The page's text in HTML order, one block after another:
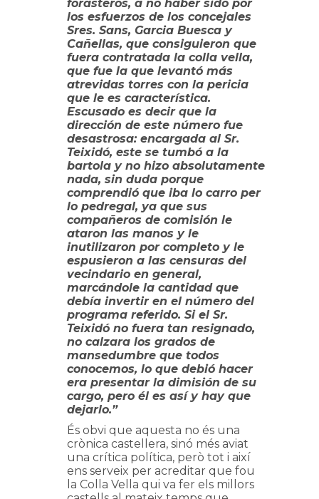
forasteros, a no haber sido por
los esfuerzos de los concejales
Sres. Sans, Garcia Buesca y
Cañellas, que consiguieron que
fuera contratada la colla vella,
que fue la que levantó más
atrevidas torres con la pericia
que le es característica.
Escusado es decir que la
dirección de este número fue
desastrosa: encargada al Sr.
Teixidó, este se tumbó a la
bartola y no hizo absolutamente
nada, sin duda porque
comprendió que iba lo carro per
lo pedregal, ya que sus
compañeros de comisión le
ataron las manos y le
inutilizaron por completo y le
espusieron a las censuras del
vecindario en general,
marcándole la cantidad que
debía invertir en el número del
programa referido. Si el Sr.
Teixidó no fuera tan resignado,
no calzara los grados de
mansedumbre que todos
conocemos, lo que debió hacer
era presentar la dimisión de su
cargo, pero él es así y hay que
dejarlo.”
És obvi que aquesta no és una
crònica castellera, sinó més aviat
una crítica política, però tot i així
ens serveix per acreditar que fou
la Colla Vella qui va fer els millors